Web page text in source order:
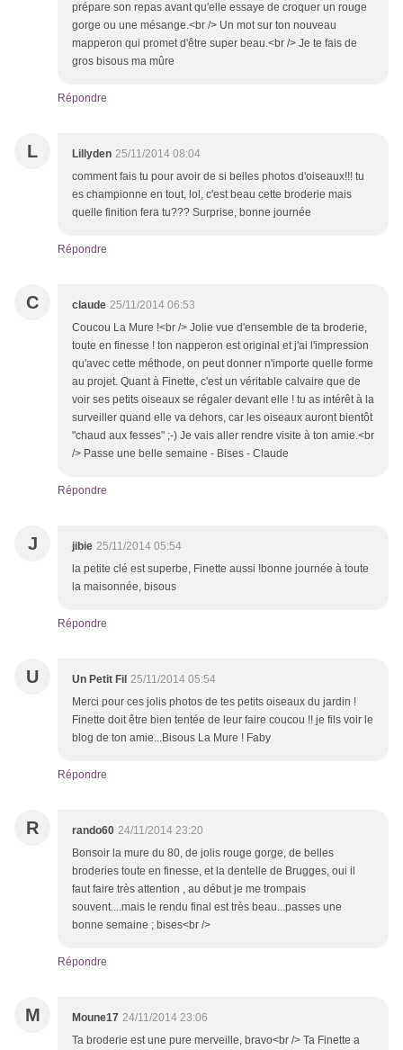
prépare son repas avant qu'elle essaye de croquer un rouge
gorge ou une mésange.<br /> Un mot sur ton nouveau
mapperon qui promet d'être super beau.<br /> Je te fais de
gros bisous ma mûre
Répondre
L Lillyden 25/11/2014 08:04
comment fais tu pour avoir de si belles photos d'oiseaux!!! tu
es championne en tout, lol, c'est beau cette broderie mais
quelle finition fera tu??? Surprise, bonne journée
Répondre
C claude 25/11/2014 06:53
Coucou La Mure !<br /> Jolie vue d'ensemble de ta broderie,
toute en finesse ! ton napperon est original et j'ai l'impression
qu'avec cette méthode, on peut donner n'importe quelle forme
au projet. Quant à Finette, c'est un véritable calvaire que de
voir ses petits oiseaux se régaler devant elle ! tu as intérêt à la
surveiller quand elle va dehors, car les oiseaux auront bientôt
"chaud aux fesses" ;-) Je vais aller rendre visite à ton amie.<br
/> Passe une belle semaine - Bises - Claude
Répondre
J jibie 25/11/2014 05:54
la petite clé est superbe, Finette aussi !bonne journée à toute
la maisonnée, bisous
Répondre
U Un Petit Fil 25/11/2014 05:54
Merci pour ces jolis photos de tes petits oiseaux du jardin !
Finette doit être bien tentée de leur faire coucou !! je fils voir le
blog de ton amie...Bisous La Mure ! Faby
Répondre
R rando60 24/11/2014 23:20
Bonsoir la mure du 80, de jolis rouge gorge, de belles
broderies toute en finesse, et la dentelle de Brugges, oui il
faut faire très attention , au début je me trompais
souvent....mais le rendu final est très beau...passes une
bonne semaine ; bises<br />
Répondre
M Moune17 24/11/2014 23:06
Ta broderie est une pure merveille, bravo<br /> Ta Finette a